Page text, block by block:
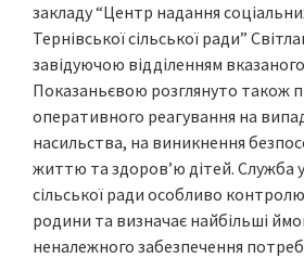
закладу “Центр надання
Тернівської сільської ради”
завідуючою відділенням
Показаньєвою розглянуто також
оперативного реагування на
насильства, на виникнення
життю та здоров’ю дітей. Служба
сільської ради особливо
родини та визначає найбільші
неналежного забезпечення